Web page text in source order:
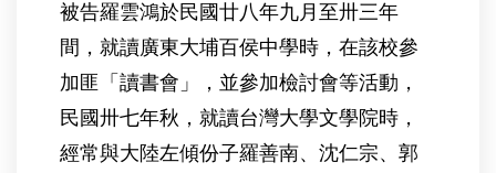
被告羅雲鴻於民國廿八年九月至卅三年
間，就讀廣東大埔百侯中學時，在該校參
加匪「讀書會」，並參加檢討會等活動，
民國卅七年秋，就讀台灣大學文學院時，
經常與大陸左傾份子羅善南、沈仁宗、郭